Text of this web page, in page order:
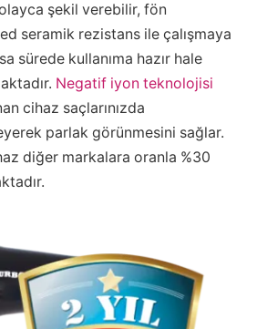
şekil verebilir, fön
seramik rezistans ile çalışmaya
sürede kullanıma hazır hale
Negatif iyon teknolojisi
cihaz saçlarınızda
parlak görünmesini sağlar.
diğer markalara oranla %30